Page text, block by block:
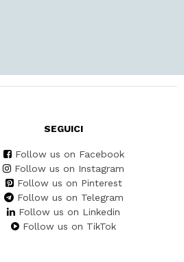
SEGUICI
Follow us on Facebook
Follow us on Instagram
Follow us on Pinterest
Follow us on Telegram
Follow us on Linkedin
Follow us on TikTok